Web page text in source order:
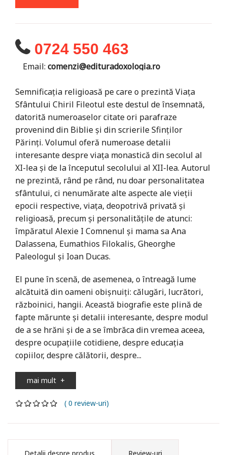
0724 550 463
Email: comenzi@edituradoxologia.ro
Semnificația religioasă pe care o prezintă Viața
Sfântului Chiril Fileotul este destul de însemnată,
datorită numeroaselor citate ori parafraze
provenind din Biblie și din scrierile Sfinților
Părinți. Volumul oferă numeroase detalii
interesante despre viața monastică din secolul al
XI-lea și de la începutul secolului al XII-lea. Autorul
ne prezintă, rând pe rând, nu doar personalitatea
sfântului, ci nenumărate alte aspecte ale vieții
epocii respective, viața, deopotrivă privată și
religioasă, precum și personalitățile de atunci:
împăratul Alexie I Comnenul și mama sa Ana
Dalassena, Eumathios Filokalis, Gheorghe
Paleologul și Ioan Ducas.
El pune în scenă, de asemenea, o întreagă lume
alcătuită din oameni obișnuiți: călugări, lucrători,
războinici, hangii. Această biografie este plină de
fapte mărunte și detalii interesante, despre modul
de a se hrăni și de a se îmbrăca din vremea aceea,
despre ocupațiile cotidiene, despre educația
copiilor, despre călătorii, despre...
mai mult +
( 0 review-uri)
Detalii despre produs Review-uri